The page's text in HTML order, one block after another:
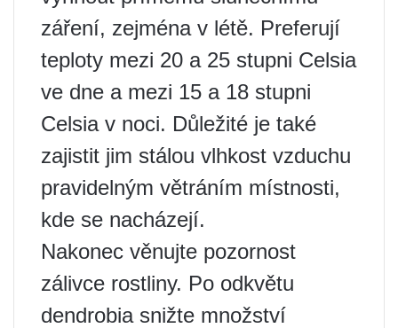
záření, zejména v létě. Preferují
teploty mezi 20 a 25 stupni Celsia
ve dne a mezi 15 a 18 stupni
Celsia v noci. Důležité je také
zajistit jim stálou vlhkost vzduchu
pravidelným větráním místnosti,
kde se nacházejí.
Nakonec věnujte pozornost
zálivce rostliny. Po odkvětu
dendrobia snižte množství